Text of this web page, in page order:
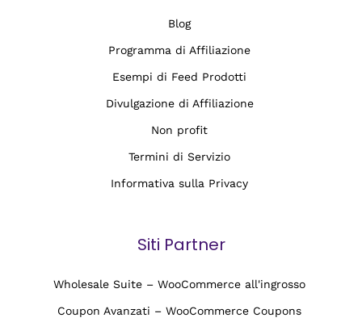
Blog
Programma di Affiliazione
Esempi di Feed Prodotti
Divulgazione di Affiliazione
Non profit
Termini di Servizio
Informativa sulla Privacy
Siti Partner
Wholesale Suite – WooCommerce all'ingrosso
Coupon Avanzati – WooCommerce Coupons